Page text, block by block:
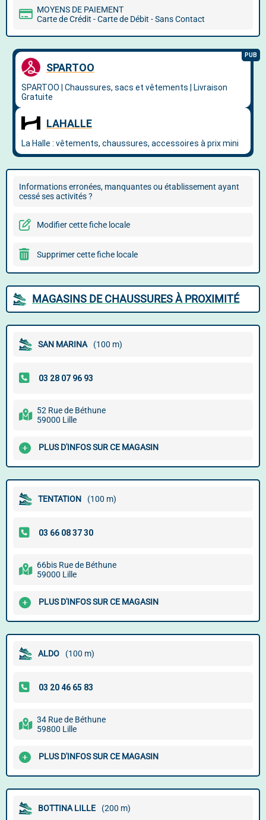
MOYENS DE PAIEMENT
Carte de Crédit - Carte de Débit - Sans Contact
Informations erronées, manquantes ou établissement ayant
cessé ses activités ?
Modifier cette fiche locale
Supprimer cette fiche locale
MAGASINS DE CHAUSSURES À PROXIMITÉ
SAN MARINA (100 m)
52 Rue de Béthune
59000 Lille
PLUS D'INFOS SUR CE MAGASIN
TENTATION (100 m)
66bis Rue de Béthune
59000 Lille
PLUS D'INFOS SUR CE MAGASIN
ALDO (100 m)
34 Rue de Béthune
59800 Lille
PLUS D'INFOS SUR CE MAGASIN
BOTTINA LILLE (200 m)